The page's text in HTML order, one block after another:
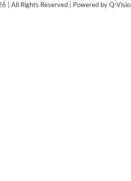
| All Rights Reserved | Powered by Q-